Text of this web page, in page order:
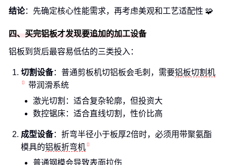
结论：先确定核心性能需求，再考虑美观和工艺适配性 🧩
四、买完铝板才发现要追加的加工设备
铝板到货后最容易低估的三类投入：
切割设备：普通剪板机切铝板会毛刺，需要铝板切割机
带润滑系统
激光切割：适合复杂轮廓，但投资大
数控锯床：适合直线切割，性价比高
成型设备：折弯半径小于板厚2倍时，必须用带聚氨酯
模具的铝板折弯机
普通钢模会导致表面拉伤